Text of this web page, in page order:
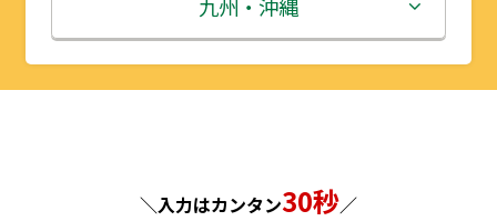
山形県
千葉県
神奈川県
福井県
京都府
島根県
広島県
九州・沖縄
福岡県
長崎県
＼入力はカンタン30秒／